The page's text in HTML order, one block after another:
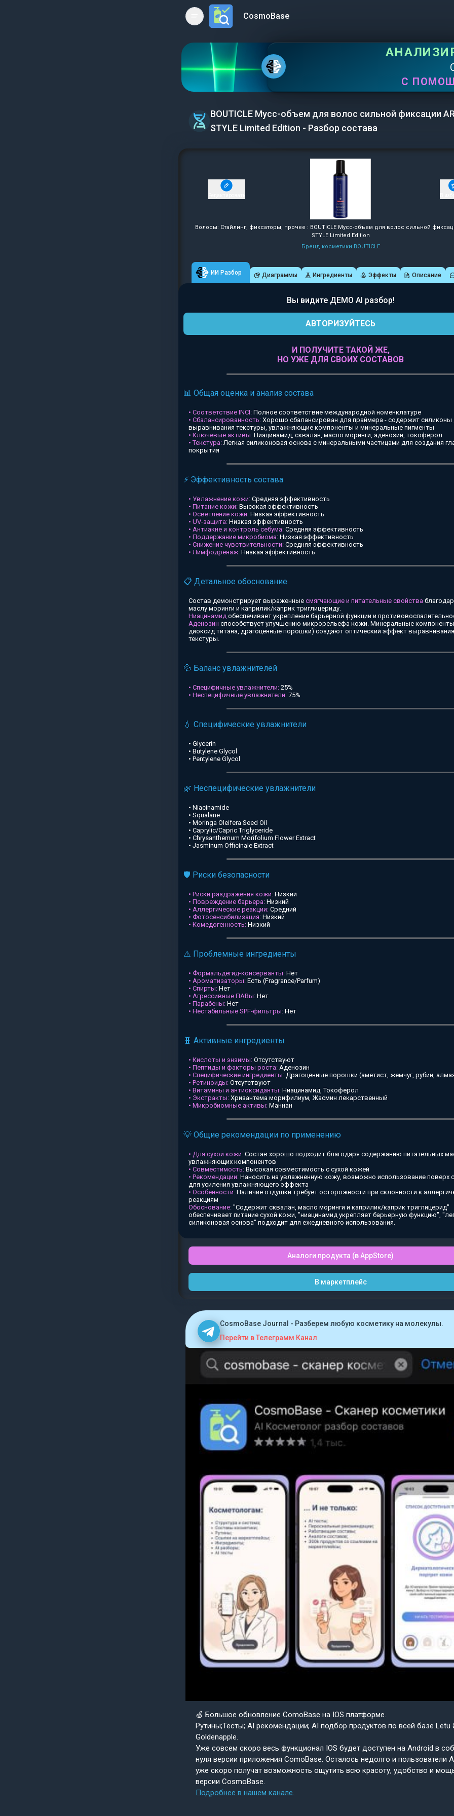
Open main menuCosmoBase
С
BOUTICLE Мусс-объем для волос сильной фиксации
STYLE Limited Edition - Разбор состава
Волосы: Стайлинг, фиксаторы, прочее : BOUTICLE Мусс-объем для волос сильной
STYLE Limited Edition
Бренд косметики BOUTICLE
ИИ Разбор Диаграммы Ингредиенты Эффекты Описание
Вы видите ДЕМО AI разбор!
АВТОРИЗУЙТЕСЬ
И ПОЛУЧИТЕ ТАКОЙ ЖЕ,
НО УЖЕ ДЛЯ СВОИХ СОСТАВОВ
📊 Общая оценка и анализ состава
• Соответствие INCI: Полное соответствие международной номенклатуре
• Сбалансированность: Хорошо сбалансирован для праймера - содержит силиконы
выравнивания текстуры, увлажняющие компоненты и минеральные пигменты
• Ключевые активы: Ниацинамид, сквалан, масло моринги, аденозин, токоферол
• Текстура:Легкая силиконовая основа с минеральными частицами для создания
покрытия
⚡ Эффективность состава
• Увлажнение кожи: Средняя эффективность
• Питание кожи: Высокая эффективность
• Осветление кожи: Низкая эффективность
• UV-защита: Низкая эффективность
• Антиакне и контроль себума: Средняя эффективность
• Поддержание микробиома: Низкая эффективность
• Снижение чувствительности: Средняя эффективность
• Лимфодренаж: Низкая эффективность
📋 Детальное обоснование
Состав демонстрирует выраженные смягчающие и питательные свойства
маслу моринги и каприлик/каприк триглицериду.
Ниацинамид обеспечивает укрепление барьерной функции и
Аденозин способствует улучшению микрорельефа кожи. Минеральные
диоксид титана, драгоценные порошки) создают оптический эффект
текстуры.
💦 Баланс увлажнителей
• Специфичные увлажнители: 25%
• Неспецифичные увлажнители: 75%
💧 Специфические увлажнители
• Glycerin
• Butylene Glycol
• Pentylene Glycol
🌿 Неспецифические увлажнители
• Niacinamide
• Squalane
• Moringa Oleifera Seed Oil
• Caprylic/Capric Triglyceride
• Chrysanthemum Morifolium Flower Extract
• Jasminum Officinale Extract
🛡️ Риски безопасности
• Риски раздражения кожи: Низкий
• Повреждение барьера: Низкий
• Аллергические реакции: Средний
• Фотосенсибилизация: Низкий
• Комедогенность: Низкий
⚠️ Проблемные ингредиенты
• Формальдегид-консерванты: Нет
• Ароматизаторы: Есть (Fragrance/Parfum)
• Спирты: Нет
• Агрессивные ПАВы: Нет
• Парабены: Нет
• Нестабильные SPF-фильтры: Нет
🧬 Активные ингредиенты
• Кислоты и энзимы: Отсутствуют
• Пептиды и факторы роста: Аденозин
• Специфические ингредиенты: Драгоценные порошки (аметист, жемчуг, рубин,
• Ретиноиды: Отсутствуют
• Витамины и антиоксиданты: Ниацинамид, Токоферол
• Экстракты: Хризантема морифилиум, Жасмин лекарственный
• Микробиомные активы: Маннан
💡 Общие рекомендации по применению
• Для сухой кожи: Состав хорошо подходит благодаря содержанию питательных
увлажняющих компонентов
• Совместимость: Высокая совместимость с сухой кожей
• Рекомендации: Наносить на увлажненную кожу, возможно использование поверх
для усиления увлажняющего эффекта
• Особенности: Наличие отдушки требует осторожности при склонности к
реакциям
Обоснование: "Содержит сквалан, масло моринги и каприлик/каприк триглицерид"
обеспечивает питание сухой кожи, "ниацинамид укрепляет барьерную функцию",
силиконовая основа" подходит для ежедневного использования.
Аналоги продукта (в AppStore)
В маркетплейс
CosmoBase Journal - Разберем любую косметику на молекулы.
Перейти в Телеграмм Канал
🍏 Большое обновление ComoBase на IOS платформе.
Рутины;Тесты; AI рекомендации; AI подбор продуктов по всей базе Letu
Goldenapple.
Уже совсем скоро весь функционал IOS будет доступен на Android в
нуля версии приложения ComoBase. Осталось недолго и пользователи
уже скоро получат возможность ощутить всю красоту, удобство и
версии CosmoBase.
Подробнее в нашем канале.